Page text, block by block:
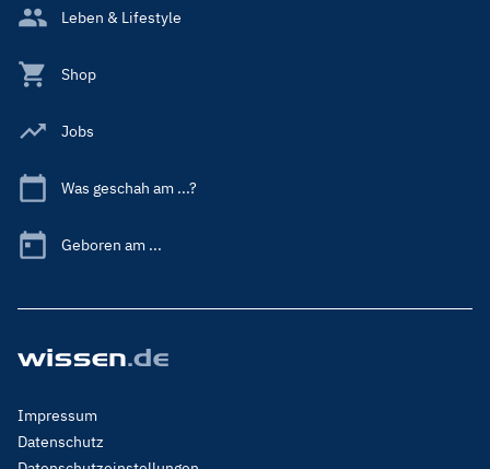
Leben & Lifestyle
Shop
Jobs
Was geschah am ...?
Geboren am ...
Footer
Menu
Impressum
Datenschutz